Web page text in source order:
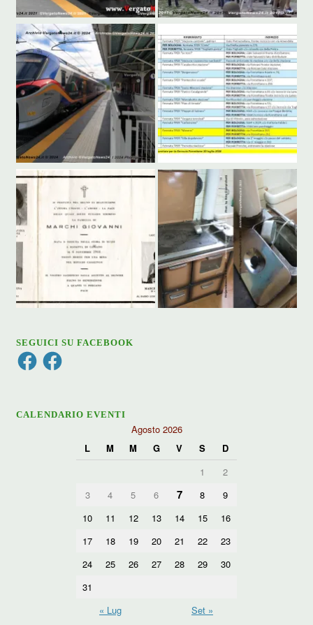
SEGUICI SU FACEBOOK
FacebookFacebook
CALENDARIO EVENTI
Agosto 2026
L
M M G V S
D
1
2
3
4 5 6 7 8
9
10
11 12 13 14 15
16
17
18 19 20 21 22
23
24
25 26 27 28 29
30
31
« Lug
Set »